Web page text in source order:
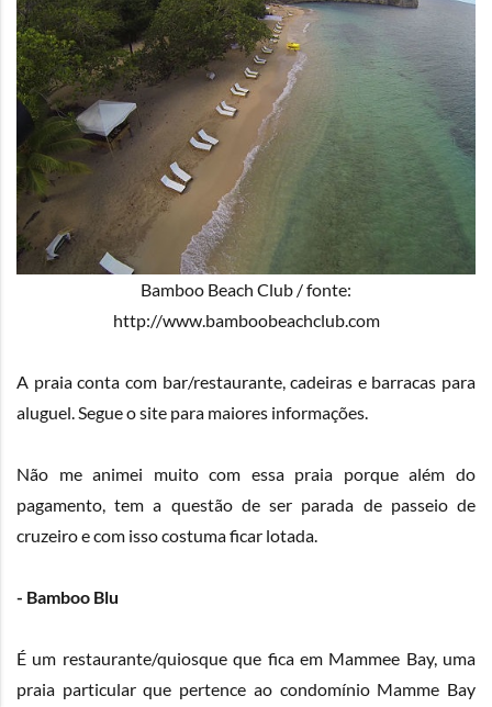
Bamboo Beach Club / fonte:
http://www.bamboobeachclub.com
A praia conta com bar/restaurante, cadeiras e barracas para
aluguel. Segue osite para maiores informações.
Não me animei muito com essa praia porque além do
pagamento, tem a questão de ser parada de passeio de
cruzeiro e com isso costuma ficar lotada.
- Bamboo Blu
É um restaurante/quiosque que fica em Mammee Bay, uma
praia particular que pertence ao condomínio Mamme Bay